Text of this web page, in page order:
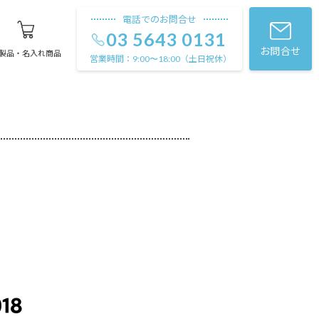
品・名入れ商品
電話でのお問合せ
03 5643 0131
営業時間： 9:00〜18:00（土日祝休）
お問合せ